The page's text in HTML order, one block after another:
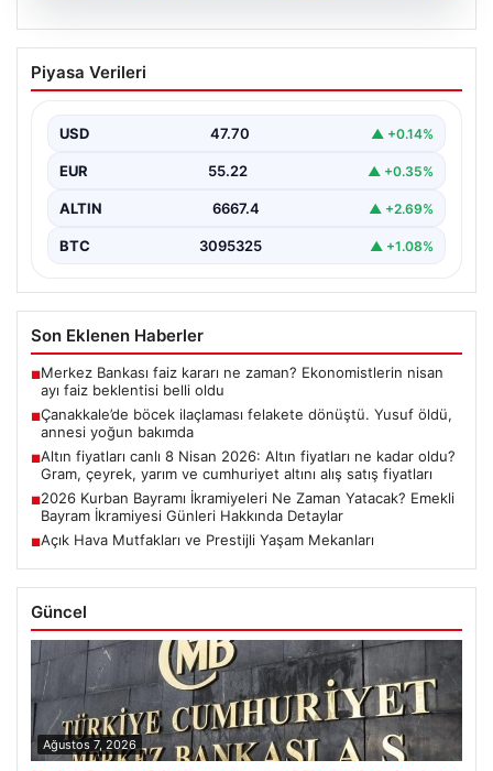
06.08.2026
Çanakkale’de böcek ilaçlaması felakete
dönüştü. Yusuf öldü, annesi yoğun
Piyasa Verileri
USD 47.70 ▲ +0.14%
EUR 55.22 ▲ +0.35%
ALTIN 6667.4 ▲ +2.69%
BTC 3095325 ▲ +1.08%
Son Eklenen Haberler
■Merkez Bankası faiz kararı ne zaman? Ekonomistlerin nisan
ayı faiz beklentisi belli oldu
■Çanakkale’de böcek ilaçlaması felakete dönüştü. Yusuf öldü,
annesi yoğun bakımda
■Altın fiyatları canlı 8 Nisan 2026: Altın fiyatları ne kadar oldu?
Gram, çeyrek, yarım ve cumhuriyet altını alış satış fiyatları
■2026 Kurban Bayramı İkramiyeleri Ne Zaman Yatacak? Emekli
Bayram İkramiyesi Günleri Hakkında Detaylar
■Açık Hava Mutfakları ve Prestijli Yaşam Mekanları
Güncel
Ağustos 7, 2026